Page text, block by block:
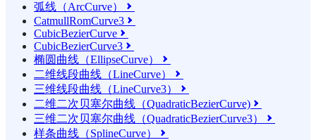
弧线（ArcCurve） 
CatmullRomCurve3 
CubicBezierCurve 
CubicBezierCurve3 
椭圆曲线（EllipseCurve） 
二维线段曲线（LineCurve） 
三维线段曲线（LineCurve3） 
二维二次贝塞尔曲线（QuadraticBezierCurve) 
三维二次贝塞尔曲线（QuadraticBezierCurve3） 
样条曲线（SplineCurve） 